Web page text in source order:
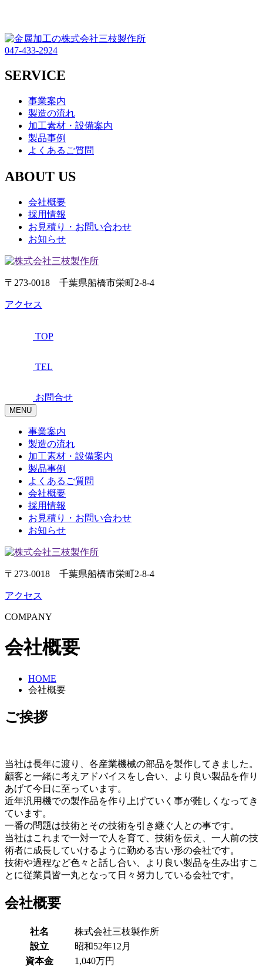
047-433-2924
SERVICE
事業案内
製造の流れ
加工素材・設備案内
製品事例
よくあるご質問
ABOUT US
会社概要
採用情報
お見積り・お問い合わせ
お知らせ
〒273-0018 千葉県船橋市栄町2-8-4
アクセス
TOP
TEL
お問合せ
MENU
事業案内
製造の流れ
加工素材・設備案内
製品事例
よくあるご質問
会社概要
採用情報
お見積り・お問い合わせ
お知らせ
〒273-0018 千葉県船橋市栄町2-8-4
アクセス
COMPANY
会社概要
HOME
会社概要
ご挨拶
当社は長年に渡り、各産業機械の部品を製作してきました。
顧客と一緒に考えアドバイスをし合い、より良い製品を作り
あげて今日に至っています。
近年汎用機での製作品を作り上げていく事が難しくなってき
ています。
一番の問題は技術とその技術を引き継ぐ人との事です。
当社はこれまで一対一で人を育て、技術を伝え、一人前の技
術者に成長していけるように勤める古い形の会社です。
技術や過程など色々と話し合い、より良い製品を生み出すこ
とに従業員皆一丸となって日々努力している会社です。
会社概要
社名
株式会社三枝製作所
設立
昭和52年12月
資本金
1,040万円